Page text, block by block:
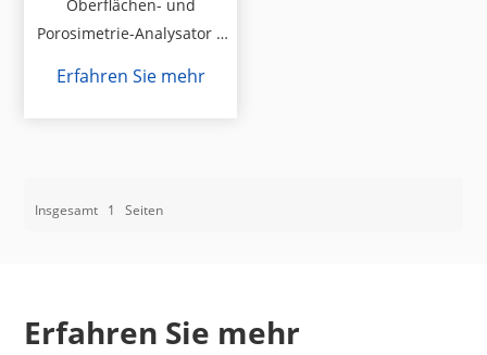
Oberflächen- und
Porosimetrie-Analysator |
Erfahren Sie mehr
Insgesamt 1 Seiten
Erfahren Sie mehr